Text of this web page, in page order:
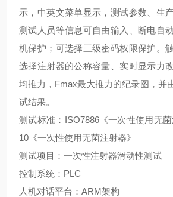
示，中英文菜单显示，测试参数、生
测试人员等信息可自由输入、断电自
机保护；可选择三级密码权限保护。
选择注射器的公称容量、实时显示力
均推力， Fmax最大推力的纪录图，并
试结果。
测试标准： ISO7886《一次性使用无菌
10 《一次性使用无菌注射器》
测试项目：一次性注射器滑动性测试
控制系统： PLC
人机对话平台： ARM架构